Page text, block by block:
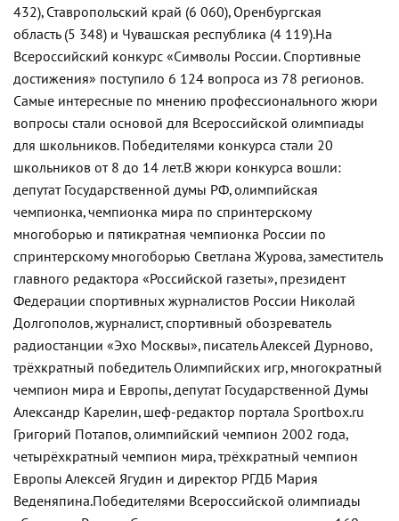
432), Ставропольский край (6 060), Оренбургская
область (5 348) и Чувашская республика (4 119).На
Всероссийский конкурс «Символы России. Спортивные
достижения» поступило 6 124 вопроса из 78 регионов.
Самые интересные по мнению профессионального жюри
вопросы стали основой для Всероссийской олимпиады
для школьников. Победителями конкурса стали 20
школьников от 8 до 14 лет.В жюри конкурса вошли:
депутат Государственной думы РФ, олимпийская
чемпионка, чемпионка мира по спринтерскому
многоборью и пятикратная чемпионка России по
спринтерскому многоборью Светлана Журова, заместитель
главного редактора «Российской газеты», президент
Федерации спортивных журналистов России Николай
Долгополов, журналист, спортивный обозреватель
радиостанции «Эхо Москвы», писатель Алексей Дурново,
трёхкратный победитель Олимпийских игр, многократный
чемпион мира и Европы, депутат Государственной Думы
Александр Карелин, шеф-редактор портала Sportbox.ru
Григорий Потапов, олимпийский чемпион 2002 года,
четырёхкратный чемпион мира, трёхкратный чемпион
Европы Алексей Ягудин и директор РГДБ Мария
Веденяпина.Победителями Всероссийской олимпиады